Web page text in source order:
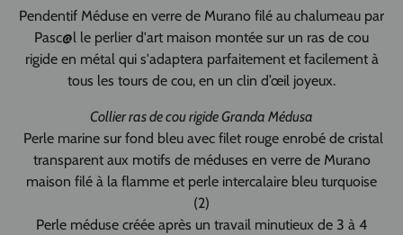
Pendentif Méduse en verre de Murano filé au chalumeau par
Pasc@l le perlier d'art maison montée sur un ras de cou
rigide en métal qui s'adaptera parfaitement et facilement à
tous les tours de cou, en un clin d’œil joyeux.
Collier ras de cou rigide Granda Médusa
Perle marine sur fond bleu avec filet rouge enrobé de cristal
transparent aux motifs de méduses en verre de Murano
maison filé à la flamme et perle intercalaire bleu turquoise
(2)
Perle méduse créée après un travail minutieux de 3 à 4